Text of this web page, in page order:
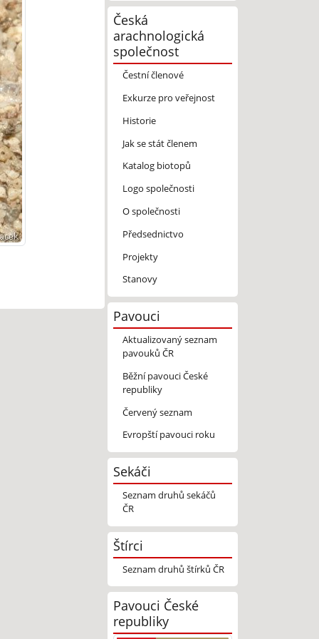
Česká
arachnologická
společnost
Čestní členové
Exkurze pro veřejnost
Historie
Jak se stát členem
Katalog biotopů
Logo společnosti
O společnosti
Předsednictvo
Projekty
Stanovy
Pavouci
Aktualizovaný seznam
pavouků ČR
Běžní pavouci České
republiky
Červený seznam
Evropští pavouci roku
Sekáči
Seznam druhů sekáčů
ČR
Štírci
Seznam druhů štírků ČR
Pavouci České
republiky